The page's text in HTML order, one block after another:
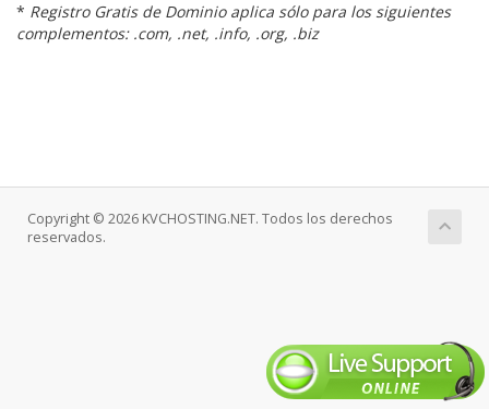
* Registro Gratis de Dominio aplica sólo para los siguientes
complementos: .com, .net, .info, .org, .biz
Copyright © 2026 KVCHOSTING.NET. Todos los derechos
reservados.